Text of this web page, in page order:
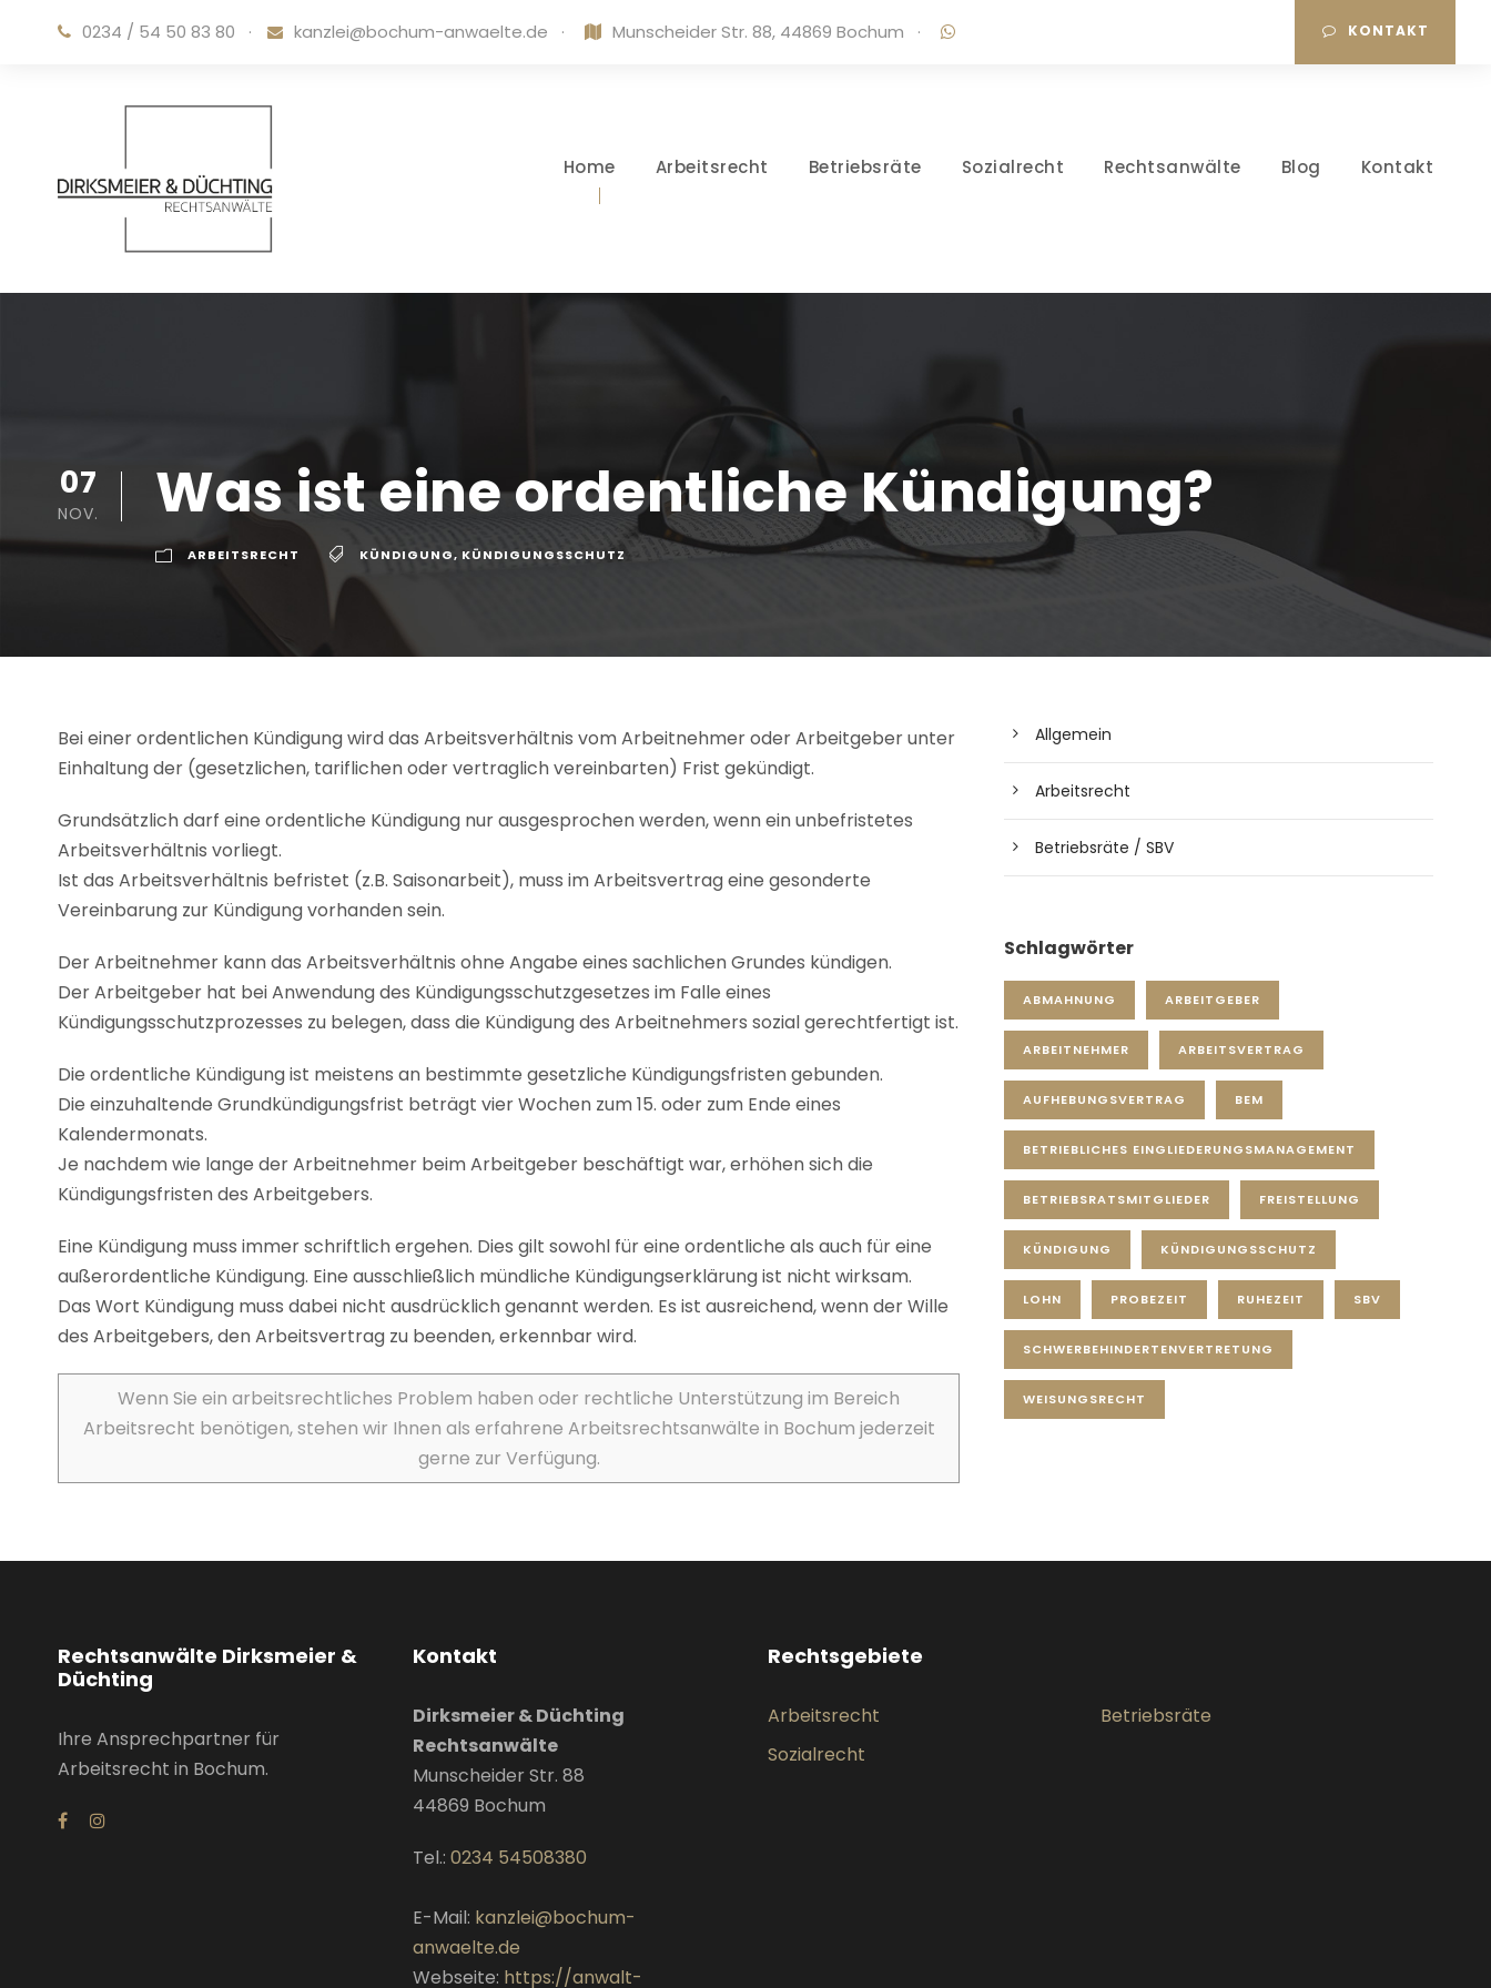
0234 / 54 50 83 80 · kanzlei@bochum-anwaelte.de · Munscheider Str. 88, 44869 Bochum · KONTAKT
Home Arbeitsrecht Betriebsräte Sozialrecht Rechtsanwälte Blog Kontakt
07
NOV. Was ist eine ordentliche Kündigung?
ARBEITSRECHT KÜNDIGUNG, KÜNDIGUNGSSCHUTZ
Bei einer ordentlichen Kündigung wird das Arbeitsverhältnis vom Arbeitnehmer oder Arbeitgeber unter
Einhaltung der (gesetzlichen, tariflichen oder vertraglich vereinbarten) Frist gekündigt.
Grundsätzlich darf eine ordentliche Kündigung nur ausgesprochen werden, wenn ein unbefristetes
Arbeitsverhältnis vorliegt.
Ist das Arbeitsverhältnis befristet (z.B. Saisonarbeit), muss im Arbeitsvertrag eine gesonderte
Vereinbarung zur Kündigung vorhanden sein.
Der Arbeitnehmer kann das Arbeitsverhältnis ohne Angabe eines sachlichen Grundes kündigen.
Der Arbeitgeber hat bei Anwendung des Kündigungsschutzgesetzes im Falle eines
Kündigungsschutzprozesses zu belegen, dass die Kündigung des Arbeitnehmers sozial gerechtfertigt ist.
Die ordentliche Kündigung ist meistens an bestimmte gesetzliche Kündigungsfristen gebunden.
Die einzuhaltende Grundkündigungsfrist beträgt vier Wochen zum 15. oder zum Ende eines
Kalendermonats.
Je nachdem wie lange der Arbeitnehmer beim Arbeitgeber beschäftigt war, erhöhen sich die
Kündigungsfristen des Arbeitgebers.
Eine Kündigung muss immer schriftlich ergehen. Dies gilt sowohl für eine ordentliche als auch für eine
außerordentliche Kündigung. Eine ausschließlich mündliche Kündigungserklärung ist nicht wirksam.
Das Wort Kündigung muss dabei nicht ausdrücklich genannt werden. Es ist ausreichend, wenn der Wille
des Arbeitgebers, den Arbeitsvertrag zu beenden, erkennbar wird.
Wenn Sie ein arbeitsrechtliches Problem haben oder rechtliche Unterstützung im Bereich
Arbeitsrecht benötigen, stehen wir Ihnen als erfahrene Arbeitsrechtsanwälte in Bochum jederzeit
gerne zur Verfügung.
Allgemein
Arbeitsrecht
Betriebsräte / SBV
Schlagwörter
ABMAHNUNG ARBEITGEBER
ARBEITNEHMER ARBEITSVERTRAG
AUFHEBUNGSVERTRAG BEM
BETRIEBLICHES EINGLIEDERUNGSMANAGEMENT
BETRIEBSRATSMITGLIEDER FREISTELLUNG
KÜNDIGUNG KÜNDIGUNGSSCHUTZ
LOHN PROBEZEIT RUHEZEIT SBV
SCHWERBEHINDERTENVERTRETUNG
WEISUNGSRECHT
Rechtsanwälte Dirksmeier &
Düchting
Ihre Ansprechpartner für
Arbeitsrecht in Bochum.
Kontakt
Dirksmeier & Düchting
Rechtsanwälte
Munscheider Str. 88
44869 Bochum
Tel.: 0234 54508380
E-Mail: kanzlei@bochum-
anwaelte.de
Webseite: https://anwalt-
Rechtsgebiete
Arbeitsrecht
Betriebsräte
Sozialrecht